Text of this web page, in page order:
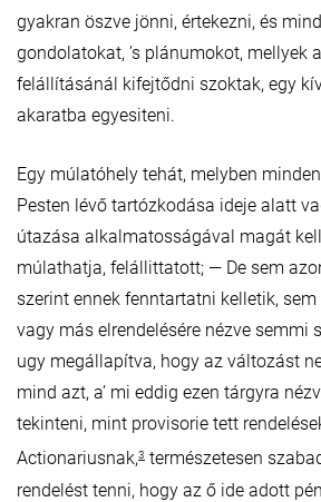
gyakran öszve jönni, értekezni, és
gondolatokat, ’s plánumokot, mellyek
felállításánál kifejtődni szoktak, egy
akaratba egyesiteni.
Egy múlatóhely tehát, melyben
Pesten lévő tartózkodása ideje alatt
útazása alkalmatosságával magát
múlathatja, felállittatott; — De sem
szerint ennek fenntartatni kelletik,
vagy más elrendelésére nézve semmi
ugy megállapítva, hogy az változást
mind azt, a’ mi eddig ezen tárgyra
tekinteni, mint provisorie tett
Actionariusnak,3 természetesen
rendelést tenni, hogy az ő ide adott